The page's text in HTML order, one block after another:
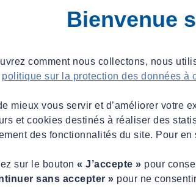
Bienvenue
comment nous collectons, nous
politique sur la protection des données à
mieux vous servir et d’améliorer votre
et cookies destinés à réaliser des
des fonctionnalités du site. Pour en
sur le bouton « J’accepte » pour
sans accepter » pour ne